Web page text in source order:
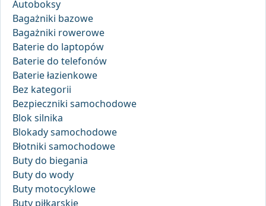
Autoboksy
Bagażniki bazowe
Bagażniki rowerowe
Baterie do laptopów
Baterie do telefonów
Baterie łazienkowe
Bez kategorii
Bezpieczniki samochodowe
Blok silnika
Blokady samochodowe
Błotniki samochodowe
Buty do biegania
Buty do wody
Buty motocyklowe
Buty piłkarskie